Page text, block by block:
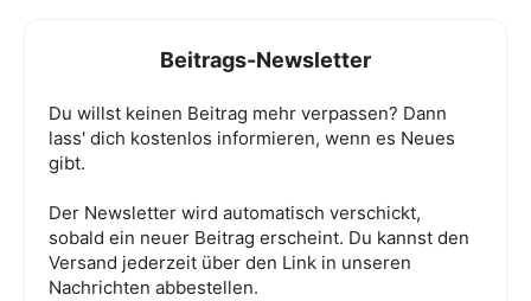
Beitrags-Newsletter
Du willst keinen Beitrag mehr verpassen? Dann
lass' dich kostenlos informieren, wenn es Neues
gibt.
Der Newsletter wird automatisch verschickt,
sobald ein neuer Beitrag erscheint. Du kannst den
Versand jederzeit über den Link in unseren
Nachrichten abbestellen.